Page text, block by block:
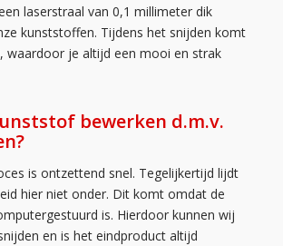
laserstraal van 0,1 millimeter dik
kunststoffen. Tijdens het snijden komt
waardoor je altijd een mooi en strak
bewerken d.m.v.
is ontzettend snel. Tegelijkertijd lijdt
hier niet onder. Dit komt omdat de
is. Hierdoor kunnen wij
en is het eindproduct altijd